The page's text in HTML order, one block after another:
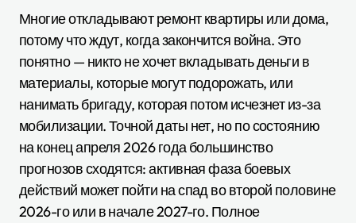
Многие откладывают ремонт квартиры или дома,
потому что ждут, когда закончится война. Это
понятно — никто не хочет вкладывать деньги в
материалы, которые могут подорожать, или
нанимать бригаду, которая потом исчезнет из-за
мобилизации. Точной даты нет, но по состоянию
на конец апреля 2026 года большинство
прогнозов сходятся: активная фаза боевых
действий может пойти на спад во второй половине
2026-го или в начале 2027-го. Полное